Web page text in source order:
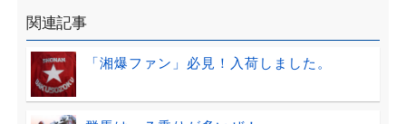
関連記事
「湘爆ファン」必見！入荷しました。